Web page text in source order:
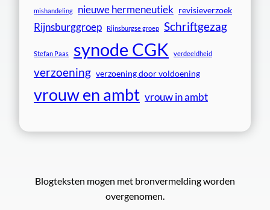
mishandeling nieuwe hermeneutiek revisieverzoek
Rijnsburggroep Rijnsburgse groep Schriftgezag
Stefan Paas synode CGK verdeeldheid
verzoening verzoening door voldoening
vrouw en ambt vrouw in ambt
Blogteksten mogen met bronvermelding worden
overgenomen.